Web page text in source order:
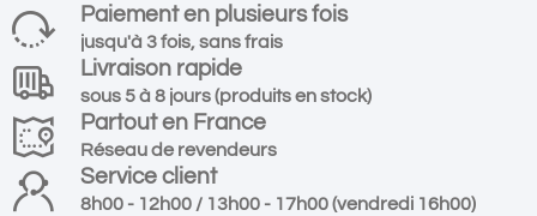
Paiement en plusieurs fois
jusqu'à 3 fois, sans frais
Livraison rapide
sous 5 à 8 jours (produits en stock)
Partout en France
Réseau de revendeurs
Service client
8h00 - 12h00 / 13h00 - 17h00 (vendredi 16h00)